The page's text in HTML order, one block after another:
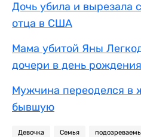
Дочь убила и вырезала
отца в США
Мама убитой Яны
дочери в день рождения
Мужчина переоделся в
бывшую
Девочка Семья